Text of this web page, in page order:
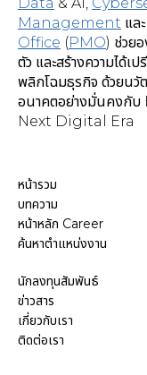
Data & AI,
Management แล
Office (PMO) ช่วย
ตัว และสร้างความได้เ
พลิกโฉมธุรกิจ ด้วยนวั
อนาคตอย่างมั่นคง
Next Digital Era
หน้ารวม
บทความ
หน้าหลัก Career
ค้นหาตำแหน่งงาน
นักลงทุนสัมพันธ์
ข่าวสาร
เกี่ยวกับเรา
ติดต่อเรา